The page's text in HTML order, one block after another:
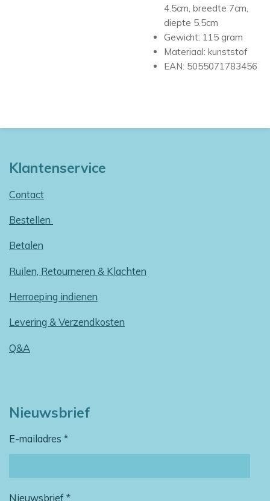
4.5cm, breedte 7cm,
diepte 5.5cm
Gewicht: 115 gram
Materiaal: kunststof
EAN: 5055071783456
Klantenservice
Contact
Bestellen
Betalen
Ruilen, Retourneren & Klachten
Herroeping indienen
Levering & Verzendkosten
Q&A
Nieuwsbrief
E-mailadres *
Nieuwsbrief *